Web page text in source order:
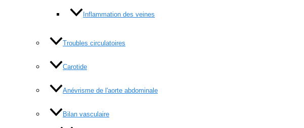
Inflammation des veines
Troubles circulatoires
Carotide
Anévrisme de l'aorte abdominale
Bilan vasculaire